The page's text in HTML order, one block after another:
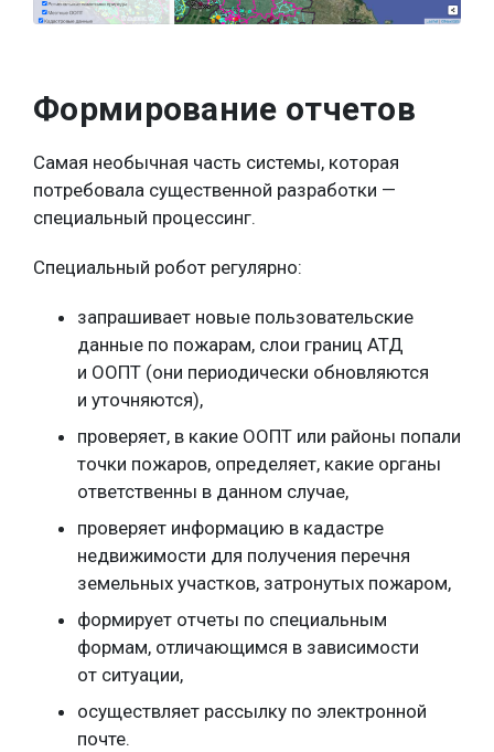
Формирование отчетов
Самая необычная часть системы, которая
потребовала существенной разработки —
специальный процессинг.
Специальный робот регулярно:
запрашивает новые пользовательские
данные по пожарам, слои границ АТД
и ООПТ (они периодически обновляются
и уточняются),
проверяет, в какие ООПТ или районы попали
точки пожаров, определяет, какие органы
ответственны в данном случае,
проверяет информацию в кадастре
недвижимости для получения перечня
земельных участков, затронутых пожаром,
формирует отчеты по специальным
формам, отличающимся в зависимости
от ситуации,
осуществляет рассылку по электронной
почте.